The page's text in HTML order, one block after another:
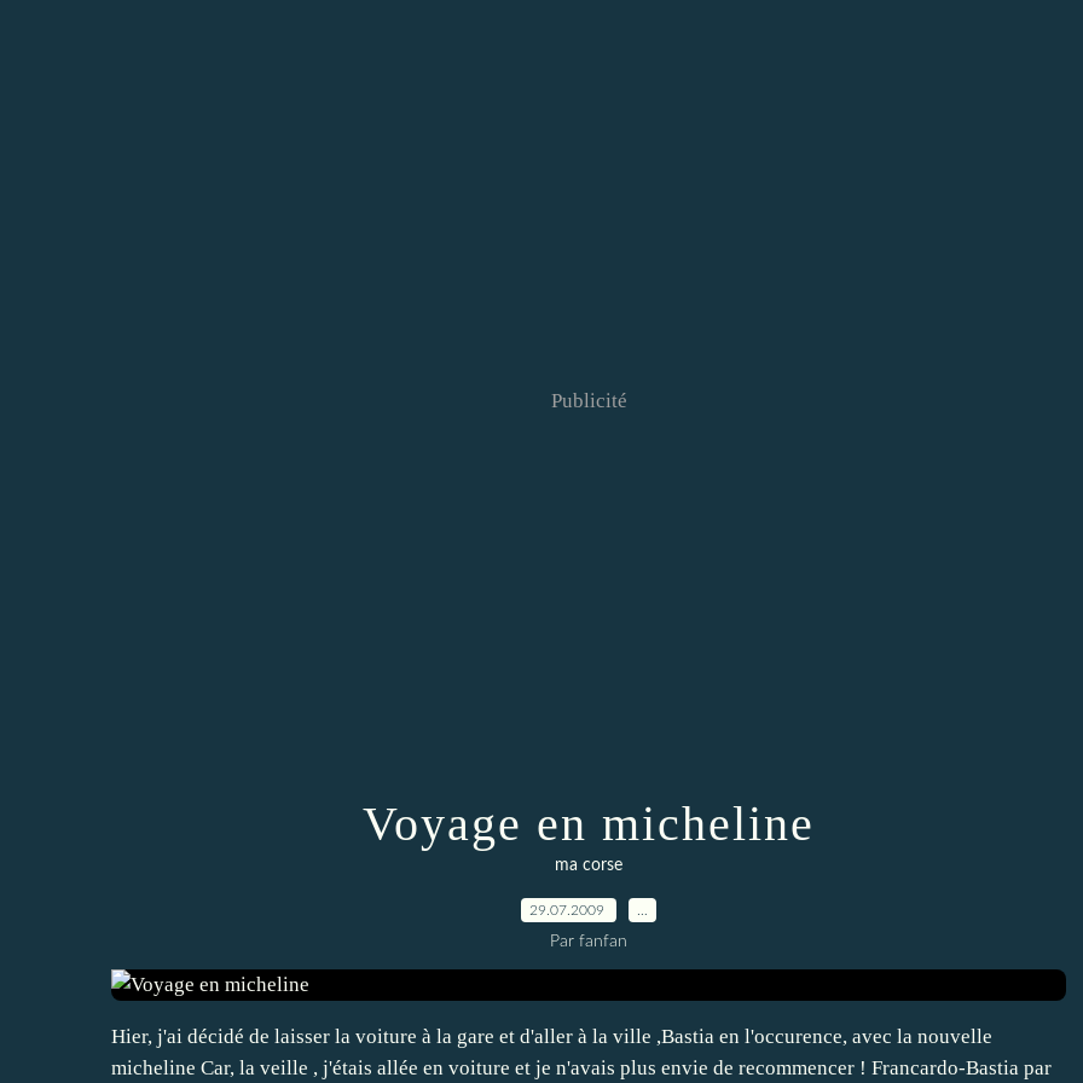
Publicité
Voyage en micheline
ma corse
29.07.2009
Par fanfan
Hier, j'ai décidé de laisser la voiture à la gare et d'aller à la ville ,Bastia en l'occurence, avec la nouvelle
micheline Car, la veille , j'étais allée en voiture et je n'avais plus envie de recommencer ! Francardo-Bastia par